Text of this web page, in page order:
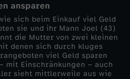
ansparen
sich beim Einkauf viel Geld
sie und ihr Mann Joel (43)
die Mutter von zwei kleinen
denen sich durch kluges
viel Geld sparen
mit Einschränkungen – auch
sieht mittlerweile aus wie